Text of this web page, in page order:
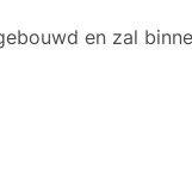
en zal